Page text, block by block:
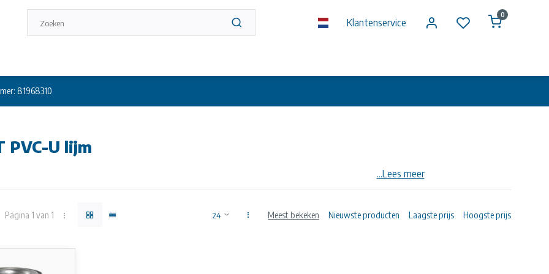
Klantenservice
0
81968310
PVC-U lijm
op voorraad? Bel +31 (0) 10 304 66 00
op deze website kunnen geen rechten worden ontleend.
...Lees meer
Pagina 1 van 1 Meest bekeken Nieuwste producten Laagste prijs Hoogste prijs